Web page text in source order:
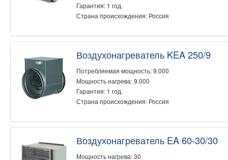
Гарантия: 1 год.
Страна происхождения: Россия
Воздухонагреватель KEA 250/9
Потребляемая мощность: 9.000
Мощность нагрева: 9.000
Гарантия: 1 год.
Страна происхождения: Россия
Воздухонагреватель EA 60-30/30
Мощность нагрева: 30